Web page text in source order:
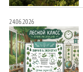
24.06.2026